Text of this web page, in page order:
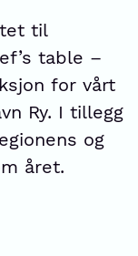
til
table –
for vårt
Ry. I tillegg
og
året.